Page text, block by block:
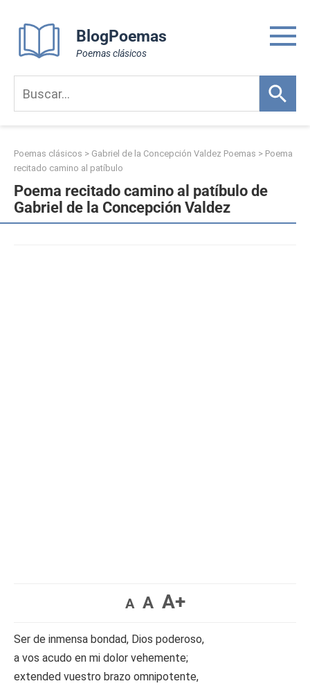
content
BlogPoemas
Poemas clásicos
Poemas clásicos > Gabriel de la Concepción Valdez Poemas > Poema
recitado camino al patíbulo
Poema recitado camino al patíbulo de
Gabriel de la Concepción Valdez
A A A+
Ser de inmensa bondad, Dios poderoso,
a vos acudo en mi dolor vehemente;
extended vuestro brazo omnipotente,